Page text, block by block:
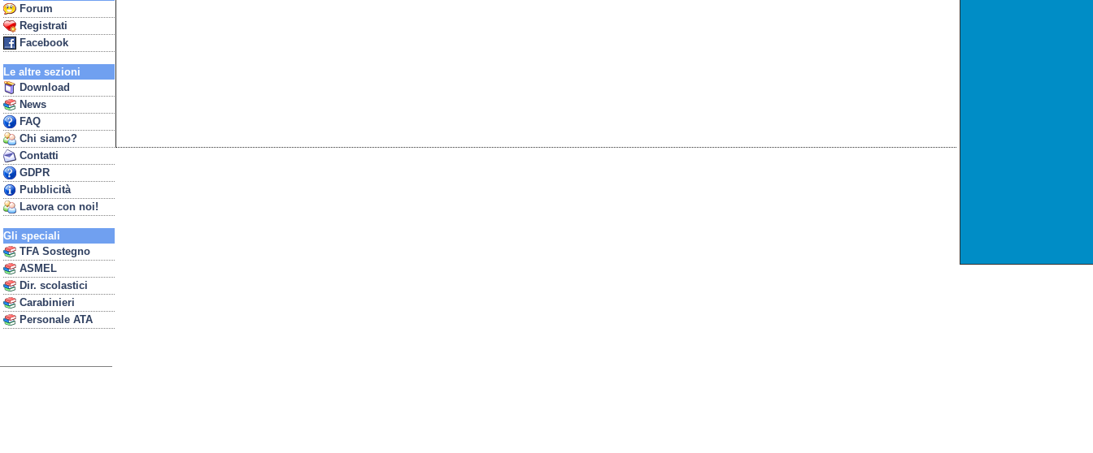
Forum
Registrati
Facebook
Le altre sezioni
Download
News
FAQ
Chi siamo?
Contatti
GDPR
Pubblicità
Lavora con noi!
Gli speciali
TFA Sostegno
ASMEL
Dir. scolastici
Carabinieri
Personale ATA